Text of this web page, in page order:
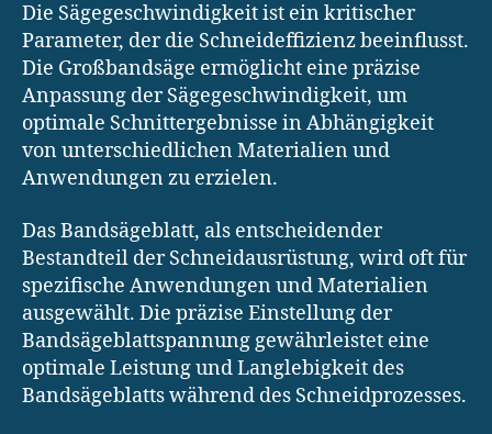
Die Sägegeschwindigkeit ist ein kritischer
Parameter, der die Schneideffizienz beeinflusst.
Die Großbandsäge ermöglicht eine präzise
Anpassung der Sägegeschwindigkeit, um
optimale Schnittergebnisse in Abhängigkeit
von unterschiedlichen Materialien und
Anwendungen zu erzielen.
Das Bandsägeblatt, als entscheidender
Bestandteil der Schneidausrüstung, wird oft für
spezifische Anwendungen und Materialien
ausgewählt. Die präzise Einstellung der
Bandsägeblattspannung gewährleistet eine
optimale Leistung und Langlebigkeit des
Bandsägeblatts während des Schneidprozesses.